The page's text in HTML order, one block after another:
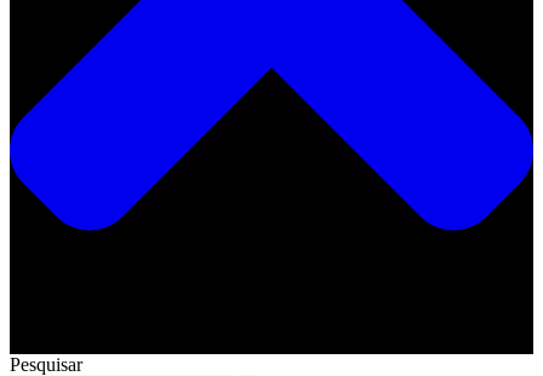
Pesquisar